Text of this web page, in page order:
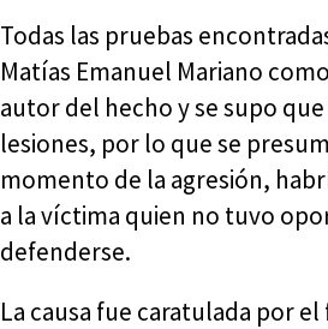
Todas las pruebas
Matías Emanuel Mariano
autor del hecho y se supo
lesiones, por lo que se
momento de la agresión,
a la víctima quien no tuvo
defenderse.
La causa fue caratulada por el